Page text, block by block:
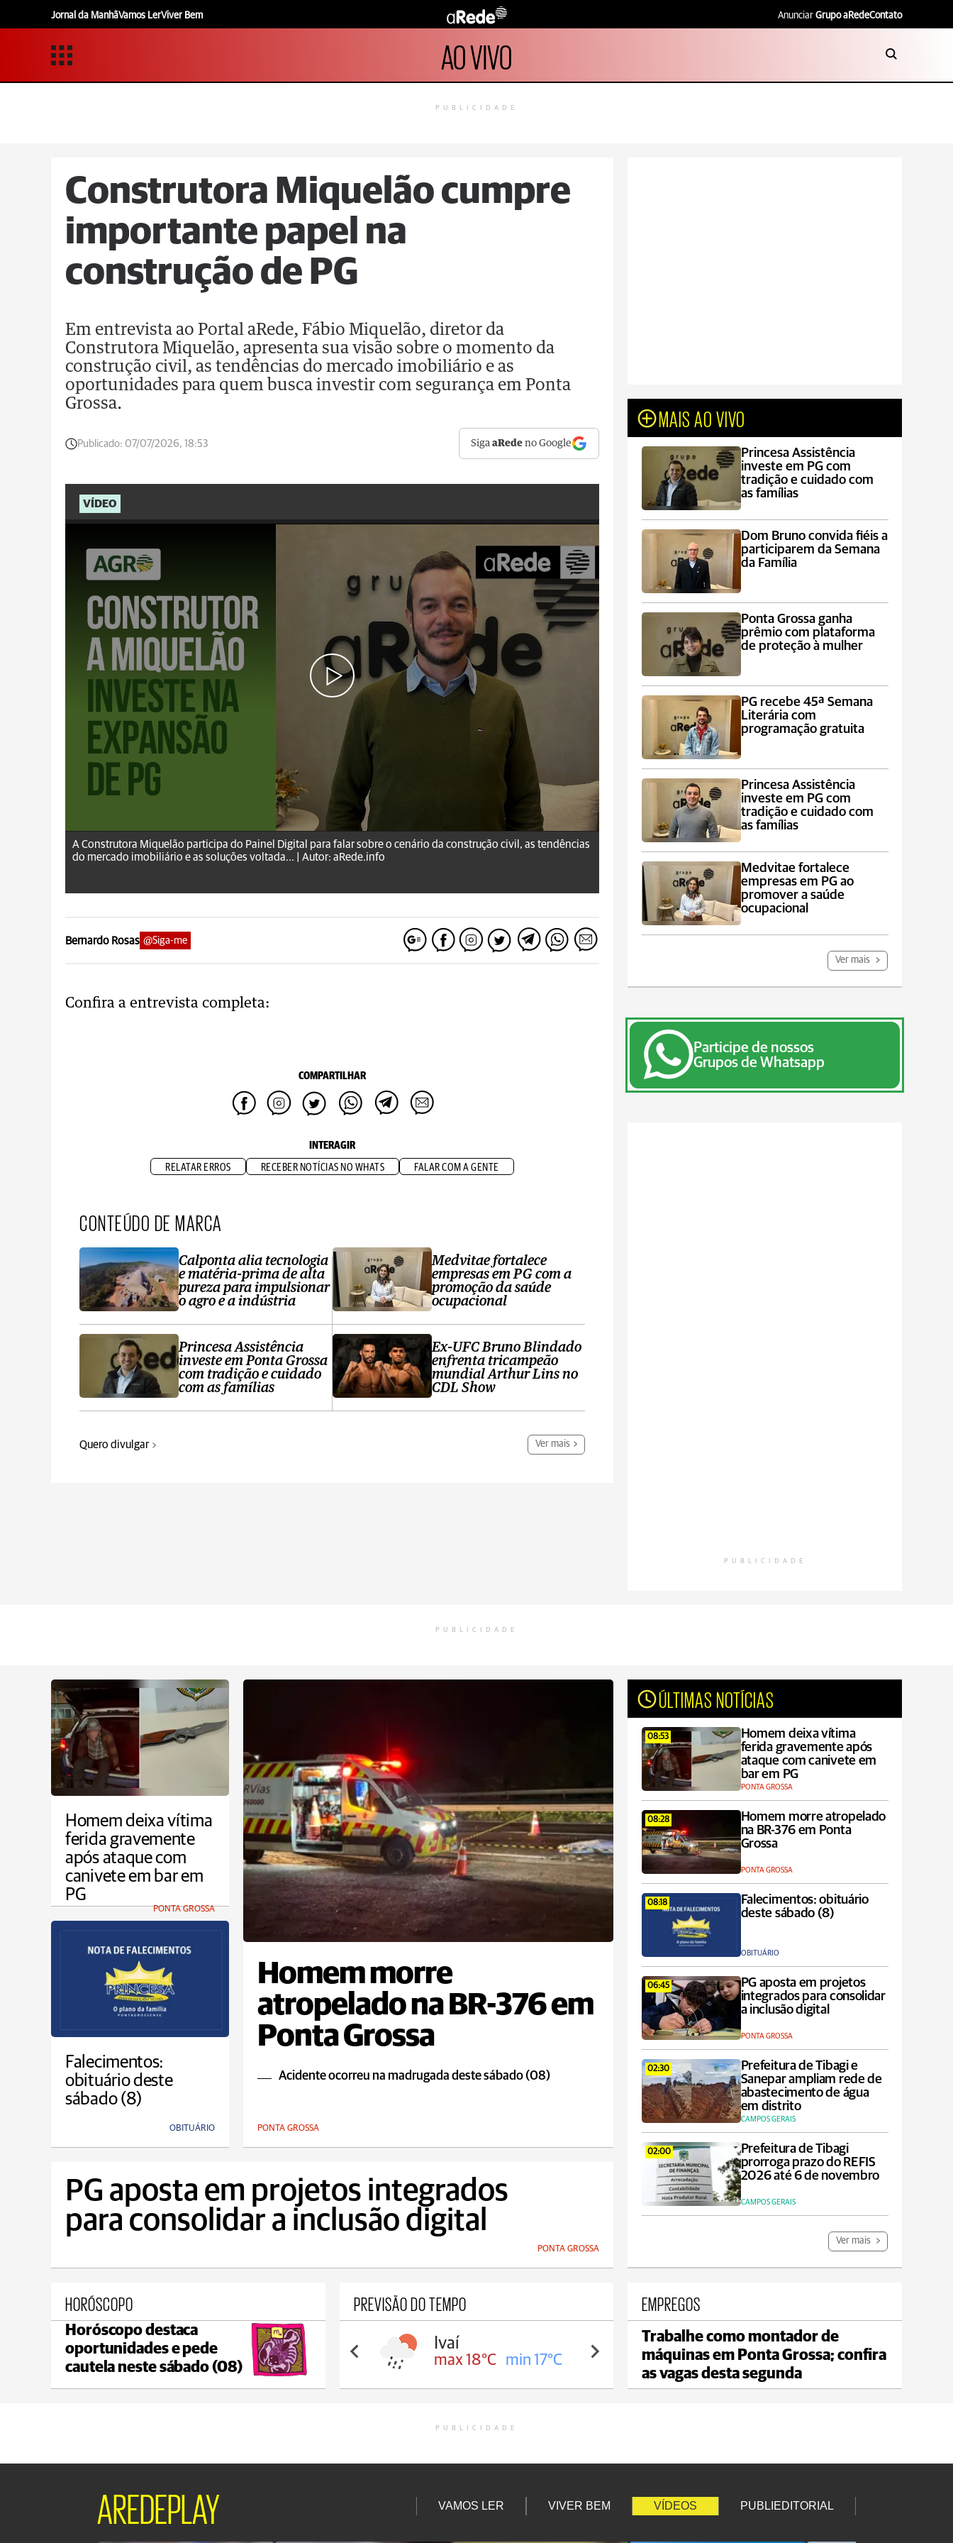
Jornal da ManhãVamos LerViver Bem Anunciar Grupo aRedeContato
AO VIVO
PUBLICIDADE
Construtora Miquelão cumpre
importante papel na
construção de PG
Em entrevista ao Portal aRede, Fábio Miquelão, diretor da
Construtora Miquelão, apresenta sua visão sobre o momento da
construção civil, as tendências do mercado imobiliário e as
oportunidades para quem busca investir com segurança em Ponta
Grossa.
Publicado: 07/07/2026, 18:53 SigaaRede no Google
VÍDEO
A Construtora Miquelão participa do Painel Digital para falar sobre o cenário da construção civil, as tendências
do mercado imobiliário e as soluções voltada... |
Autor: aRede.info
Bernardo Rosas @Siga-me
Confira a entrevista completa:
COMPARTILHAR
INTERAGIR
RELATAR ERROS RECEBER NOTÍCIAS NO WHATS FALAR COM A GENTE
CONTEÚDO DE MARCA
Calponta alia tecnologia
e matéria-prima de alta
pureza para impulsionar
o agro e a indústria
Princesa Assistência
investe em Ponta Grossa
com tradição e cuidado
com as famílias
Medvitae fortalece
empresas em PG com a
promoção da saúde
ocupacional
Ex-UFC Bruno Blindado
enfrenta tricampeão
mundial Arthur Lins no
CDL Show
Quero divulgar Ver mais
MAIS AO VIVO
Princesa Assistência
investe em PG com
tradição e cuidado com
as famílias
Dom Bruno convida fiéis a
participarem da Semana
da Família
Ponta Grossa ganha
prêmio com plataforma
de proteção à mulher
PG recebe 45ª Semana
Literária com
programação gratuita
Princesa Assistência
investe em PG com
tradição e cuidado com
as famílias
Medvitae fortalece
empresas em PG ao
promover a saúde
ocupacional
Ver mais
Participe de nossos
Grupos de Whatsapp
PUBLICIDADE
PUBLICIDADE
Homem deixa vítima
ferida gravemente
após ataque com
canivete em bar em
PG
PONTA GROSSA
Homem morre
atropelado na BR-376 em
Ponta Grossa
Acidente ocorreu na madrugada deste sábado (08)
PONTA GROSSA
ÚLTIMAS NOTÍCIAS
08:53
Homem deixa vítima
ferida gravemente após
ataque com canivete em
bar em PG
PONTA GROSSA
08:28
Homem morre atropelado
na BR-376 em Ponta
Grossa
PONTA GROSSA
08:18
Falecimentos: obituário
deste sábado (8)
OBITUÁRIO
06:45
PG aposta em projetos
integrados para consolidar
a inclusão digital
PONTA GROSSA
02:30
Prefeitura de Tibagi e
Sanepar ampliam rede de
abastecimento de água
em distrito
CAMPOS GERAIS
02:00
Prefeitura de Tibagi
prorroga prazo do REFIS
2026 até 6 de novembro
CAMPOS GERAIS
Ver mais
Falecimentos:
obituário deste
sábado (8)
OBITUÁRIO
PG aposta em projetos integrados
para consolidar a inclusão digital
PONTA GROSSA
HORÓSCOPO
Horóscopo destaca
oportunidades e pede
cautela neste sábado (08)
PREVISÃO DO TEMPO
Prudentópolis
max 17°C min 16°C
Ivaí
max 18°C min 17°C
EMPREGOS
Trabalhe como montador de
máquinas em Ponta Grossa; confira
as vagas desta segunda
PUBLICIDADE
AREDEPLAY VAMOS LER VIVER BEM VÍDEOS PUBLIEDITORIAL